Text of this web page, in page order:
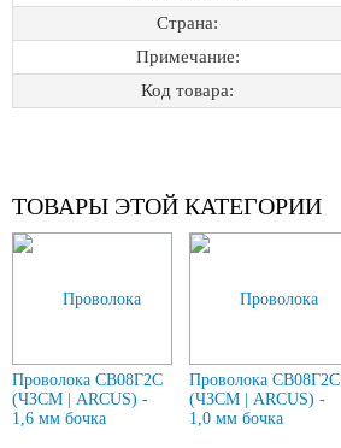
Страна:
Примечание:
Код товара:
ТОВАРЫ ЭТОЙ КАТЕГОРИИ
Проволока СВ08Г2С
(ЧЗСМ | ARCUS) -
1,6 мм бочка
Проволока СВ08Г2С
(ЧЗСМ | ARCUS) -
1,0 мм бочка